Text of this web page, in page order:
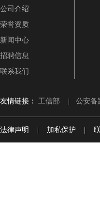
公司介绍
荣誉资质
新闻中心
招聘信息
联系我们
友情链接： 工信部 | 公安备
法律声明 | 加私保护 |